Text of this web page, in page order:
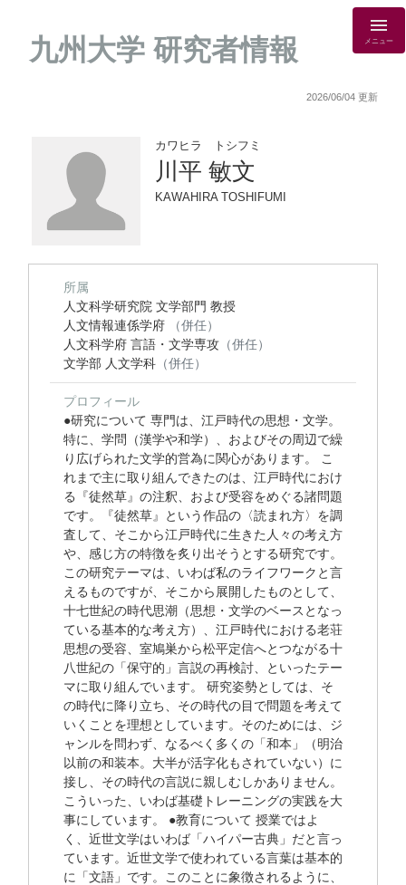
九州大学 研究者情報 メニュー
2026/06/04 更新
カワヒラ トシフミ
川平 敏文
KAWAHIRA TOSHIFUMI
所属
人文科学研究院 文学部門 教授
人文情報連係学府
（併任）
人文科学府 言語・文学専攻 （併任）
文学部 人文学科 （併任）
プロフィール
●研究について 専門は、江戸時代の思想・文学。
特に、学問（漢学や和学）、およびその周辺で繰
り広げられた文学的営為に関心があります。 こ
れまで主に取り組んできたのは、江戸時代におけ
る『徒然草』の注釈、および受容をめぐる諸問題
です。『徒然草』という作品の〈読まれ方〉を調
査して、そこから江戸時代に生きた人々の考え方
や、感じ方の特徴を炙り出そうとする研究です。
この研究テーマは、いわば私のライフワークと言
えるものですが、そこから展開したものとして、
十七世紀の時代思潮（思想・文学のベースとなっ
ている基本的な考え方）、江戸時代における老荘
思想の受容、室鳩巣から松平定信へとつながる十
八世紀の「保守的」言説の再検討、といったテー
マに取り組んでいます。 研究姿勢としては、そ
の時代に降り立ち、その時代の目で問題を考えて
いくことを理想としています。そのためには、ジ
ャンルを問わず、なるべく多くの「和本」（明治
以前の和装本。大半が活字化もされていない）に
接し、その時代の言説に親しむしかありません。
こういった、いわば基礎トレーニングの実践を大
事にしています。 ●教育について 授業ではよ
く、近世文学はいわば「ハイパー古典」だと言っ
ています。近世文学で使われている言葉は基本的
に「文語」です。このことに象徴されるように、